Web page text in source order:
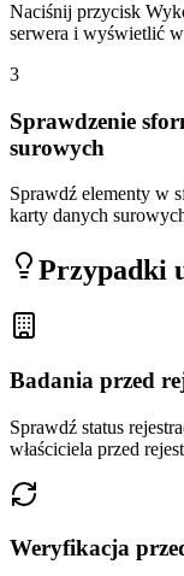
Naciśnij przycisk
serwera i wyświetlić
3
Sprawdzenie
surowych
Sprawdź elementy w
karty danych
Przypadki
Badania przed
Sprawdź status
właściciela przed
Weryfikacja